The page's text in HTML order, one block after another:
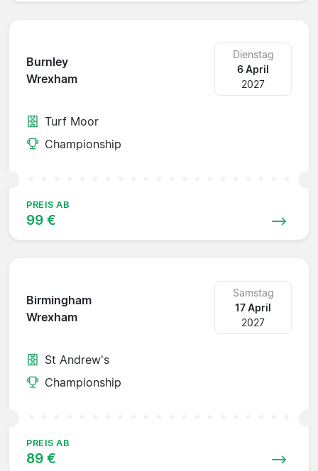
Burnley
Wrexham
Dienstag
6 April
2027
Turf Moor
Championship
PREIS AB
99 €
Birmingham
Wrexham
Samstag
17 April
2027
St Andrew's
Championship
PREIS AB
89 €